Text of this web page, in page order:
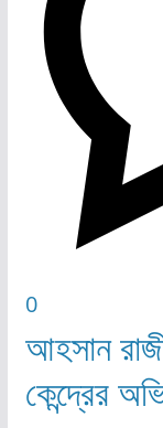
0
আহসান
কেন্দ্রের